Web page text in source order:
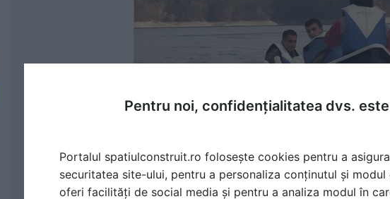
Pentru noi, confidențialitatea dvs.
Portalul spatiulconstruit.ro folosește cookies pentru a
securitatea site-ului, pentru a personaliza conținutul și
oferi facilități de social media și pentru a analiza modul în